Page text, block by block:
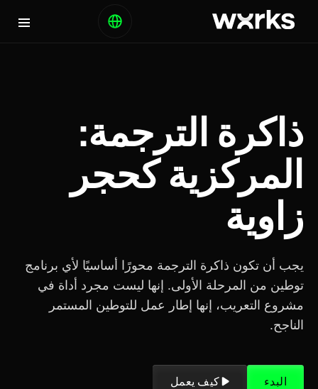
ذاكرة الترجمة:
المركزية كحجر
زاوية
يجب أن تكون ذاكرة الترجمة محورًا أساسيًا لأي برنامج
توطين من المرحلة الأولى. إنها ليست مجرد أداة في
مشروع التعريب، إنها إطار عمل للتوطين المستمر
الناجح.
البدء كيف يعمل